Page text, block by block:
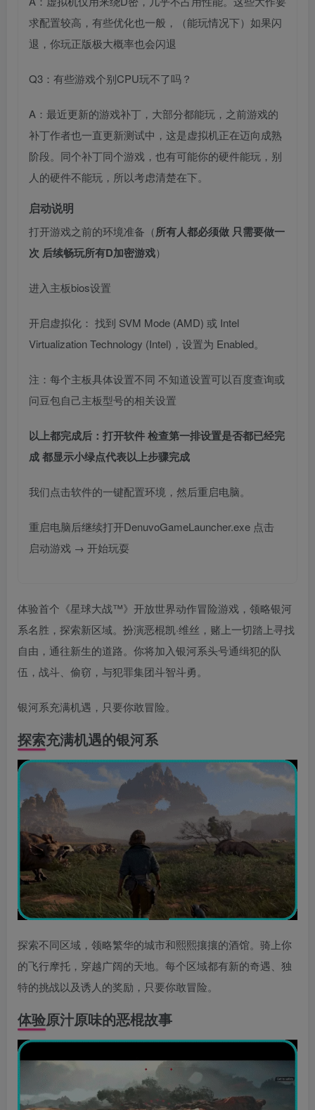
求配置较高，有些优化也一般，（能玩情况下）如果闪
退，你玩正版极大概率也会闪退
Q3：有些游戏个别CPU玩不了吗？
A：最近更新的游戏补丁，大部分都能玩，之前游戏的
补丁作者也一直更新测试中，这是虚拟机正在迈向成熟
阶段。同个补丁同个游戏，也有可能你的硬件能玩，别
人的硬件不能玩，所以考虑清楚在下。
启动说明
打开游戏之前的环境准备（所有人都必须做 只需要做一
次 后续畅玩所有D加密游戏）
进入主板bios设置
开启虚拟化： 找到 SVM Mode (AMD) 或 Intel
Virtualization Technology (Intel)，设置为 Enabled。
注：每个主板具体设置不同 不知道设置可以百度查询或
问豆包自己主板型号的相关设置
以上都完成后：打开软件 检查第一排设置是否都已经完
成 都显示小绿点代表以上步骤完成
我们点击软件的一键配置环境，然后重启电脑。
重启电脑后继续打开DenuvoGameLauncher.exe 点击
启动游戏 → 开始玩耍
体验首个《星球大战™》开放世界动作冒险游戏，领略银河
系名胜，探索新区域。扮演恶棍凯·维丝，赌上一切踏上寻找
自由，通往新生的道路。你将加入银河系头号通缉犯的队
伍，战斗、偷窃，与犯罪集团斗智斗勇。
银河系充满机遇，只要你敢冒险。
探索充满机遇的银河系
探索不同区域，领略繁华的城市和熙熙攘攘的酒馆。骑上你
的飞行摩托，穿越广阔的天地。每个区域都有新的奇遇、独
特的挑战以及诱人的奖励，只要你敢冒险。
体验原汁原味的恶棍故事